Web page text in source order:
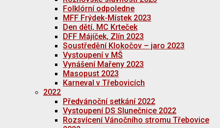
Folklórní odpoledne
MFF Frýdek-Místek 2023
Den dětí, MC Krteček
DFF Májíček, Zlín 2023
Soustředění Klokočov – jaro 2023
Vystoupení v MŠ
Vynášení Mařeny 2023
Masopust 2023
Karneval v Třebovicích
2022
Předvánoční setkání 2022
Vystoupení DS Slunečnice 2022
Rozsvícení Vánočního stromu Třebovice